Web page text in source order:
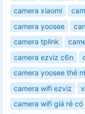
camera xiaomi
camera yoosee
camera tplink
camera ezviz c6n
camera yoosee thẻ
camera wifi ezviz
camera wifi giá rẻ